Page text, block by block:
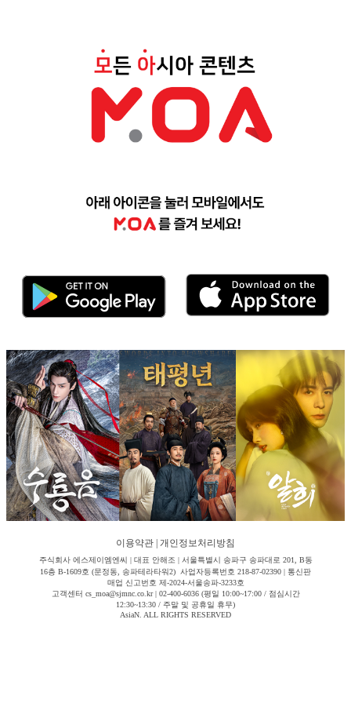
이용약관 개인정보처리방침
주식회사 에스제이엠엔씨 | 대표 안해조 | 서울특별시 송파구 송파대로 201, B동
16층 B-1609호 (문정동, 송파테라타워2) 사업자등록번호 218-87-02390 | 통신판
매업 신고번호 제-2024-서울송파-3233호
고객센터 cs_moa@sjmnc.co.kr | 02-400-6036 (평일 10:00~17:00 / 점심시간
12:30~13:30 / 주말 및 공휴일 휴무)
AsiaN. ALL RIGHTS RESERVED